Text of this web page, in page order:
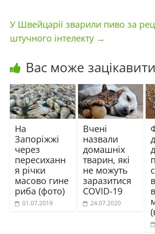
У Швейцарії зварили пиво за
штучного інтелекту →
Вас може
На
Запоріжжі
через
пересиханн
я річки
масово гине
риба (фото)
01.07.2019
Вчені
назвали
домашніх
тварин, які
не можуть
заразитися
COVID-19
24.07.2020